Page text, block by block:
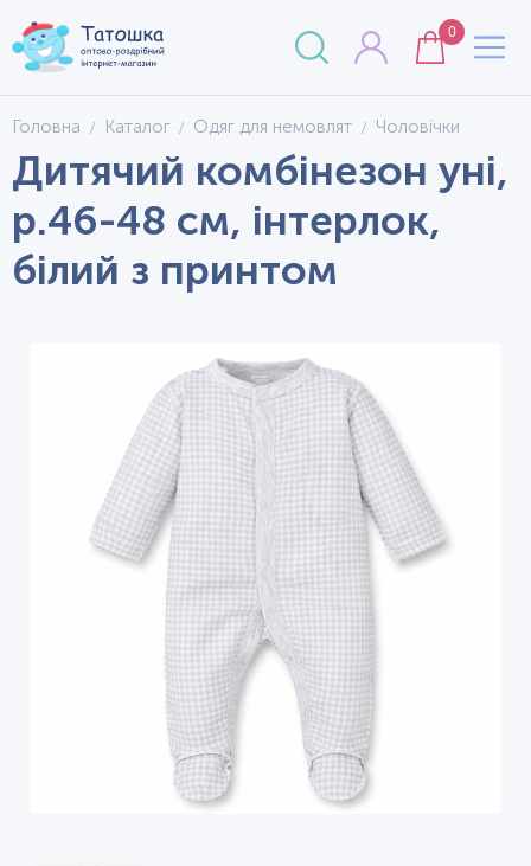
0
Головна Каталог Одяг для немовлят Чоловічки
Дитячий комбінезон уні,
р.46-48 см, інтерлок,
білий з принтом